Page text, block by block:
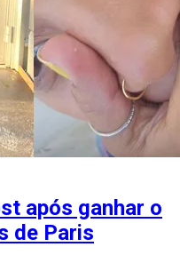
após ganhar o
de Paris